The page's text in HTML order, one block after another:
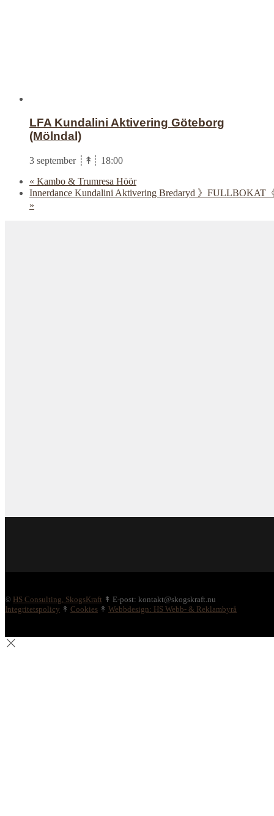
LFA Kundalini Aktivering Göteborg
(Mölndal)
3 september ┊↟┊ 18:00
« Kambo & Trumresa Höör
Innerdance Kundalini Aktivering Bredaryd 》FULLBOKAT
»
© HS Consulting, SkogsKraft ↟ E-post: kontakt@skogskraft.nu
Integritetspolicy ↟ Cookies ↟ Webbdesign: HS Webb- & Reklambyrå